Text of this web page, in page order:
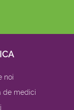
noi
de medici